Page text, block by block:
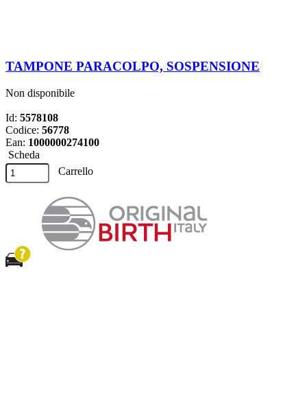
TAMPONE PARACOLPO, SOSPENSIONE
Non disponibile
Id: 5578108
Codice: 56778
Ean: 1000000274100
Scheda
Carrello